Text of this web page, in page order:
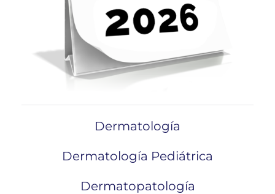
Dermatología
Dermatología Pediátrica
Dermatopatología